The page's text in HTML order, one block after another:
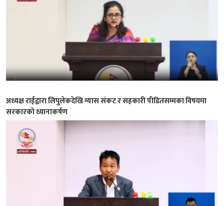
अध्यक्ष राईद्वारा लिपुलेकदेखि ग्यास संकट र सहकारी पीडितसम्मका विषयमा
सरकारको ध्यानाकर्षण